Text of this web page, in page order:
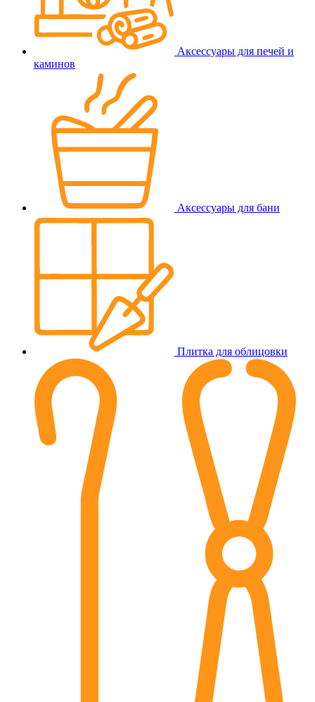
Аксессуары для печей и
каминов
Аксессуары для бани
Плитка для облицовки